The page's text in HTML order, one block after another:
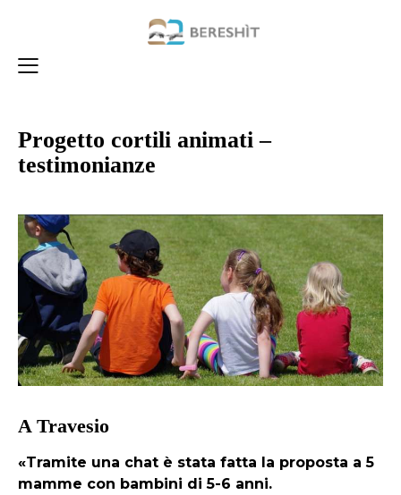
Progetto cortili animati –
testimonianze
A Travesio
«Tramite una chat è stata fatta la proposta a 5
mamme con bambini di 5-6 anni.